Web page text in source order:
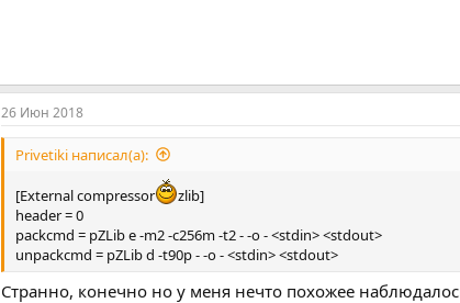
26 Июн 2018
Privetiki написал(а):
[External compressor
zlib]
header = 0
packcmd = pZLib e -m2 -c256m -t2 - -o - <stdin> <stdout>
unpackcmd = pZLib d -t90p - -o - <stdin> <stdout>
Странно, конечно но у меня нечто похожее